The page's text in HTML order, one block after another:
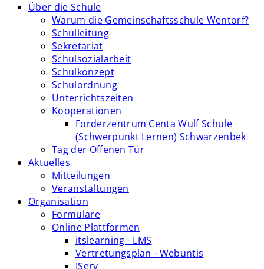
Über die Schule
Warum die Gemeinschaftsschule Wentorf?
Schulleitung
Sekretariat
Schulsozialarbeit
Schulkonzept
Schulordnung
Unterrichtszeiten
Kooperationen
Förderzentrum Centa Wulf Schule
(Schwerpunkt Lernen) Schwarzenbek
Tag der Offenen Tür
Aktuelles
Mitteilungen
Veranstaltungen
Organisation
Formulare
Online Plattformen
itslearning - LMS
Vertretungsplan - Webuntis
IServ